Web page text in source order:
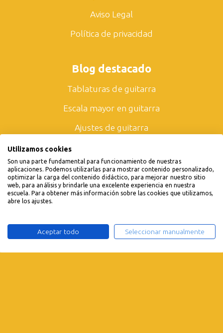
Empieza a tocar. 15 días gratis. Prueba gratis ×
Aviso Legal
Política de privacidad
Blog destacado
Tablaturas de guitarra
Escala mayor en guitarra
Ajustes de guitarra
Como elejir un amplificador
Todos los artículos
Utilizamos cookies
Son una parte fundamental para funcionamiento de nuestras
aplicaciones. Podemos utilizarlas para mostrar contenido personalizado,
optimizar la carga del contenido didáctico, para mejorar nuestro sitio
web, para análisis y brindarle una excelente experiencia en nuestra
escuela. Para obtener más información sobre las cookies que utilizamos,
abre los ajustes.
Aceptar todo Seleccionar manualmente